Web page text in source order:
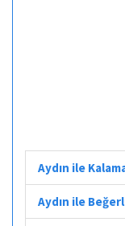
Aydın ile
Aydın ile